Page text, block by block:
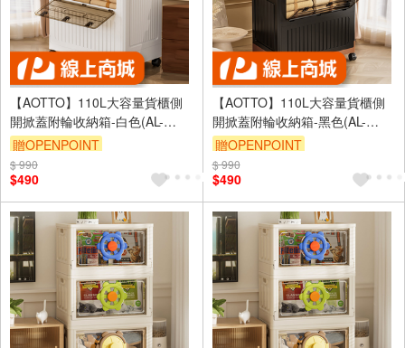
【AOTTO】110L大容量貨櫃側
開掀蓋附輪收納箱-白色(AL-
021W)
贈OPENPOINT
滿3000享95折
$ 990
$490
【AOTTO】110L大容量貨櫃側
開掀蓋附輪收納箱-黑色(AL-
021BK)
贈OPENPOINT
滿3000享95折
$ 990
$490